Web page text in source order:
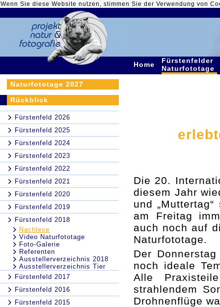
Wenn Sie diese Website nutzen, stimmen Sie der Verwendung von
Home
Fürstenfelder
Naturfototage
Naturfototage 2027
Rückblick
Fürstenfeld 2026
Fürstenfeld 2025
Fürstenfeld 2024
Fürstenfeld 2023
Fürstenfeld 2022
Fürstenfeld 2021
Fürstenfeld 2020
Fürstenfeld 2019
Fürstenfeld 2018
Nachlese
Video Naturfototage
Foto-Galerie
Referenten
Ausstellerverzeichnis 2018
Ausstellerverzeichnis Tier
Fürstenfeld 2017
Fürstenfeld 2016
Fürstenfeld 2015
Die 20.
diesem Jahr
und
am Freitag
auch noch auf
Naturfototage.
Der
noch ideale
Alle
strahlendem
Drohnenflüge